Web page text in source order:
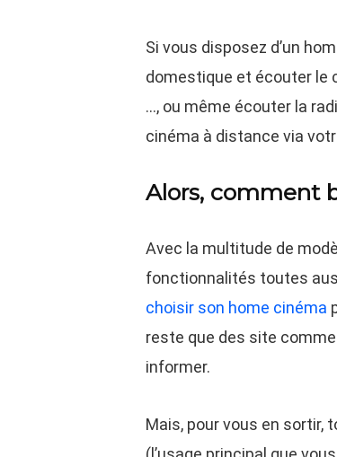
Si vous disposez d’un
domestique et écouter le
…, ou même écouter la
cinéma à distance via
Alors, comment
Avec la multitude de
fonctionnalités toutes
choisir son home cinéma
reste que des site comme
informer.
Mais, pour vous en sortir,